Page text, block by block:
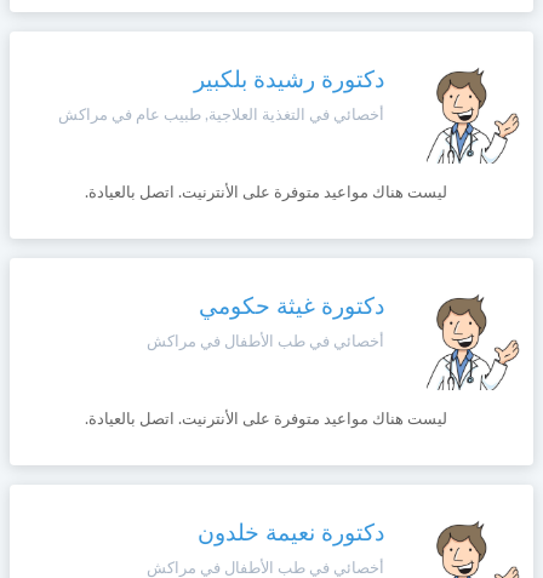
دكتورة رشيدة بلكبير
أخصائي في التغذية العلاجية, طبيب عام في مراكش
ليست هناك مواعيد متوفرة على الأنترنيت. اتصل بالعيادة.
دكتورة غيثة حكومي
أخصائي في طب الأطفال في مراكش
ليست هناك مواعيد متوفرة على الأنترنيت. اتصل بالعيادة.
دكتورة نعيمة خلدون
أخصائي في طب الأطفال في مراكش